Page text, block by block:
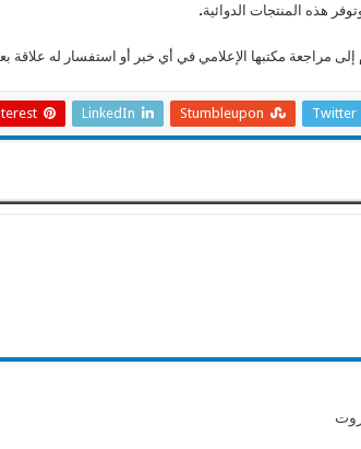
هذه المنتجات الدوائية.
مراجعة مكتبها الإعلامي في أي خبر أو استفسار له علاقة
Twitter
Stumbleupon
LinkedIn